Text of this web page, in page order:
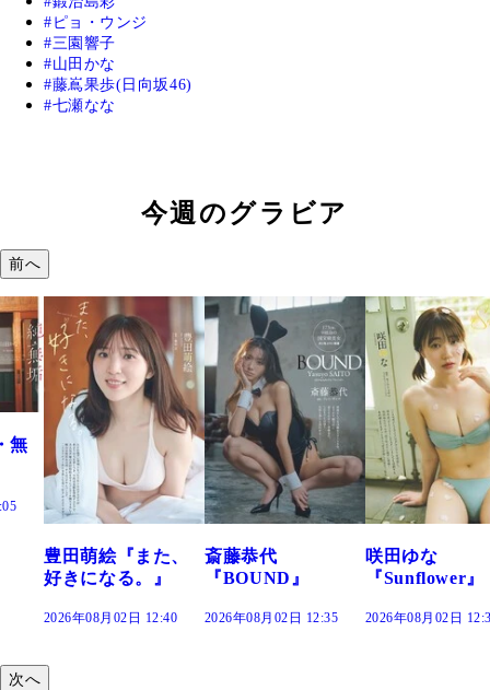
ピョ・ウンジ
三園響子
山田かな
藤嶌果歩(日向坂46)
七瀬なな
今週のグラビア
前へ
斎藤恭代
『BOUND』
2026年08月02日 12:35
咲田ゆな
『Sunflower』
2026年08月02日 12:30
藤水咲桜『花
だまり』
2026年08月02日
次へ